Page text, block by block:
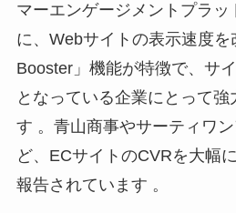
マーエンゲージメントプラ
に、Webサイトの表示速度
Booster」機能が特徴で、サ
となっている企業にとって強
す 。青山商事やサーティワ
ど、ECサイトのCVRを大幅
報告されています 。